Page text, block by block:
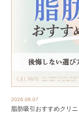
2026.08.07
脂肪吸引おすすめクリ